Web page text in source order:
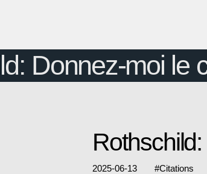
Donnez-moi le
2025-06-13 #Citations